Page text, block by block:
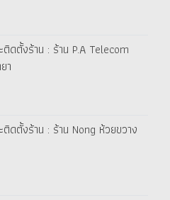
ดตั้งร้าน : ร้าน P.A Telecom
า
ดตั้งร้าน : ร้าน Nong ห้วยขวาง